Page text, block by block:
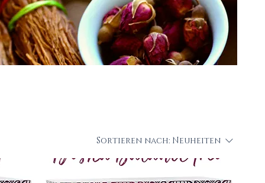
Sortieren nach: Neuheiten